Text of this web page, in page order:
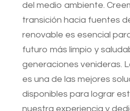
del medio ambiente.
transición hacia fuentes
renovable es esencial
futuro más limpio y
generaciones venideras.
es una de las mejores
disponibles para lograr
nuestra experiencia y